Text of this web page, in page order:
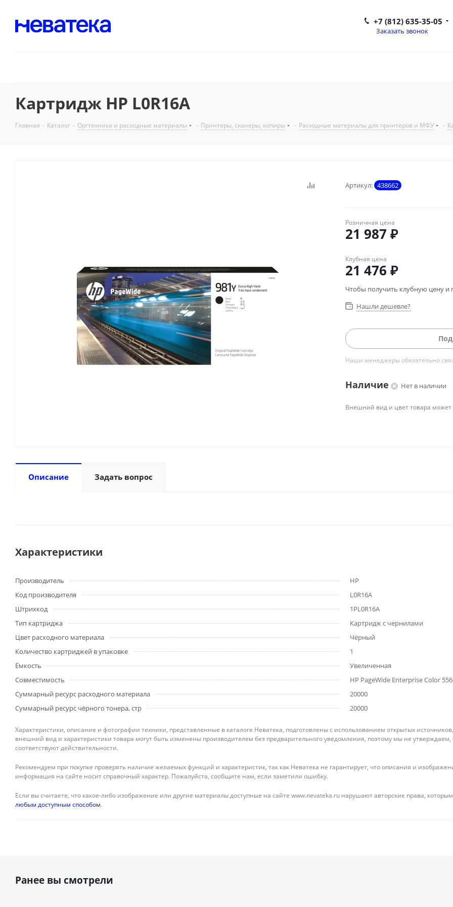
+7 (812) 635-35-05
Заказать звонок
Картридж HP L0R16A
Главная - Каталог - Оргтехника и расходные материалы - Принтеры, сканеры, копиры - Расходные материалы для принтеров и МФУ -
Артикул: 438662
Розничная цена
21 987 ₽
Клубная цена
21 476 ₽
Чтобы получить клубную цену и
Нашли дешевле?
Наши менеджеры обязательно
Наличие Нет в наличии
Внешний вид и цвет товара может
Описание Задать вопрос
Характеристики
Производитель
HP
Код производителя
L0R16A
Штрихкод
1PL0R16A
Тип картриджа
Картридж с чернилами
Цвет расходного материала
Чёрный
Количество картриджей в упаковке
1
Ёмкость
Увеличенная
Совместимость
HP PageWide Enterprise Color
Суммарный ресурс расходного материала
20000
Суммарный ресурс чёрного тонера, стр
20000
Характеристики, описание и фотографии техники, представленные в каталоге Неватека, подготовлены с использованием открытых
внешний вид и характеристики товара могут быть изменены производителем без предварительного уведомления, поэтому мы не
соответствуют действительности.
Рекомендуем при покупке проверять наличие желаемых функций и характеристик, так как Неватека не гарантирует, что описания и
информация на сайте носит справочный характер. Пожалуйста, сообщите нам, если заметили ошибку.
Если вы считаете, что какое-либо изображение или другие материалы доступные на сайте www.nevateka.ru нарушают авторские права,
любым доступным способом.
Ранее вы смотрели